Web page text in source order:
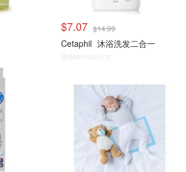
$7.07 $14.99
Cetaphil 沐浴洗发二合一
@dealmoon.nz